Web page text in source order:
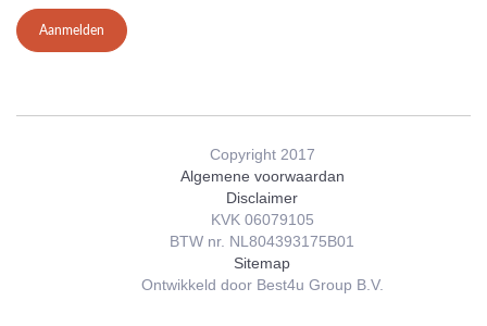
Aanmelden
Copyright 2017
Algemene voorwaardan
Disclaimer
KVK 06079105
BTW nr. NL804393175B01
Sitemap
Ontwikkeld door Best4u Group B.V.